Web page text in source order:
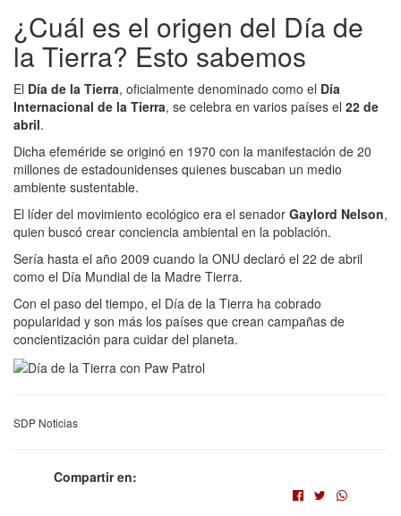
¿Cuál es el origen del Día de
la Tierra? Esto sabemos
El Día de la Tierra, oficialmente denominado como el Día
Internacional de la Tierra, se celebra en varios países el 22 de
abril.
Dicha efeméride se originó en 1970 con la manifestación de 20
millones de estadounidenses quienes buscaban un medio
ambiente sustentable.
El líder del movimiento ecológico era el senador Gaylord Nelson,
quien buscó crear conciencia ambiental en la población.
Sería hasta el año 2009 cuando la ONU declaró el 22 de abril
como el Día Mundial de la Madre Tierra.
Con el paso del tiempo, el Día de la Tierra ha cobrado
popularidad y son más los países que crean campañas de
concientización para cuidar del planeta.
SDP Noticias
Compartir en: